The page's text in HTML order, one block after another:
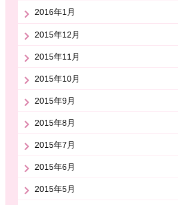
2016年1月
2015年12月
2015年11月
2015年10月
2015年9月
2015年8月
2015年7月
2015年6月
2015年5月